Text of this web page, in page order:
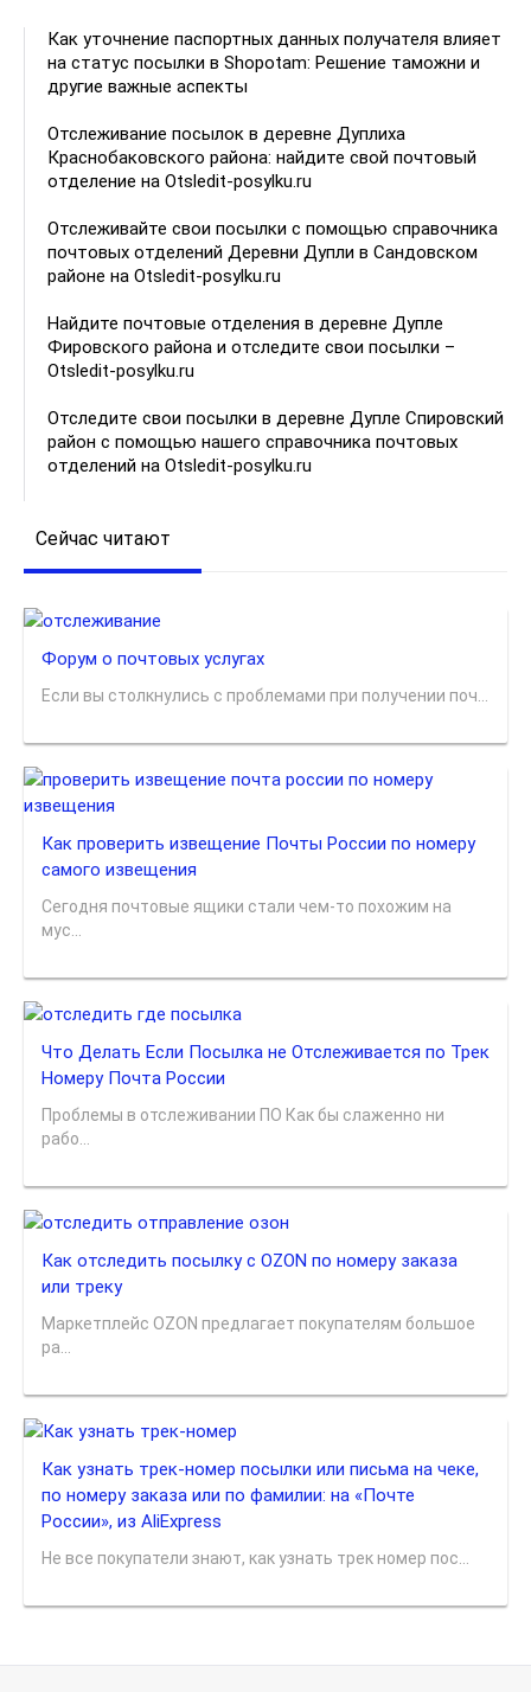
Как уточнение паспортных данных получателя влияет
на статус посылки в Shopotam: Решение таможни и
другие важные аспекты
Отслеживание посылок в деревне Дуплиха
Краснобаковского района: найдите свой почтовый
отделение на Otsledit-posylku.ru
Отслеживайте свои посылки с помощью справочника
почтовых отделений Деревни Дупли в Сандовском
районе на Otsledit-posylku.ru
Найдите почтовые отделения в деревне Дупле
Фировского района и отследите свои посылки –
Otsledit-posylku.ru
Отследите свои посылки в деревне Дупле Спировский
район с помощью нашего справочника почтовых
отделений на Otsledit-posylku.ru
Сейчас читают
Форум о почтовых услугах
Если вы столкнулись с проблемами при получении поч...
Как проверить извещение Почты России по номеру
самого извещения
Сегодня почтовые ящики стали чем-то похожим на
мус...
Что Делать Если Посылка не Отслеживается по Трек
Номеру Почта России
Проблемы в отслеживании ПО Как бы слаженно ни
рабо...
Как отследить посылку с OZON по номеру заказа
или треку
Маркетплейс OZON предлагает покупателям большое
ра...
Как узнать трек-номер посылки или письма на чеке,
по номеру заказа или по фамилии: на «Почте
России», из AliExpress
Не все покупатели знают, как узнать трек номер пос...